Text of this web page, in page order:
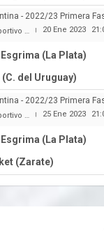
- 2022/23 Primera
Nethol | 20 Ene 2023
(La Plata)
(C. del Uruguay)
- 2022/23 Primera
Nethol | 25 Ene 2023
(La Plata)
(Zarate)